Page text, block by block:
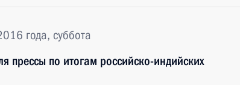
года, суббота
прессы по итогам российско-индийских